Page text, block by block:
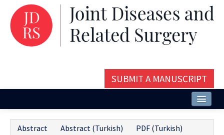
SUBMIT A MANUSCRIPT
Abstract Abstract (Turkish)
PDF (Turkish)